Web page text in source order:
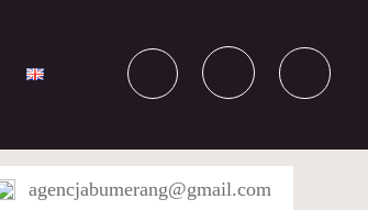
agencjabumerang@gmail.com